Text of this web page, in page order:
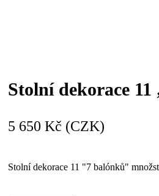
Stolní dekorace
5 650Kč (CZK)
Stolní dekorace 11 "7 balónků"